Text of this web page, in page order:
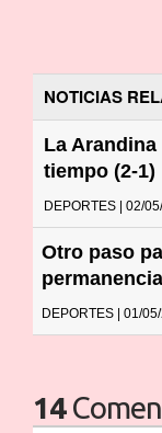
NOTICIAS
La
tiempo (2-1)
DEPORTES | 02/
Otro paso
permanencia
DEPORTES | 01/
14